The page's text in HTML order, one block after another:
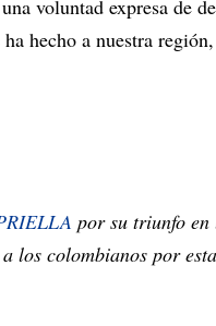
voluntad expresa de
hecho a nuestra
por su triunfo
los colombianos por